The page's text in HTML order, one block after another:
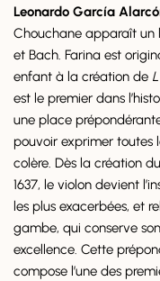
Leonardo García
Chouchane apparaît un
et Bach. Farina est
enfant à la création de
est le premier dans
une place
pouvoir exprimer toutes
colère. Dès la création
1637, le violon devient
les plus exacerbées, et
gambe, qui conserve
excellence. Cette
compose l’une des